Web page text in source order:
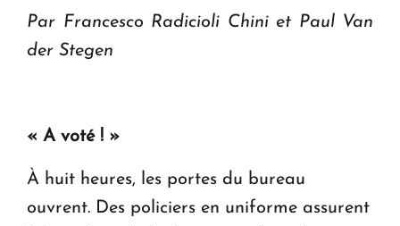
Par Francesco Radicioli Chini et Paul Van
der Stegen
« A voté ! »
À huit heures, les portes du bureau
ouvrent. Des policiers en uniforme assurent